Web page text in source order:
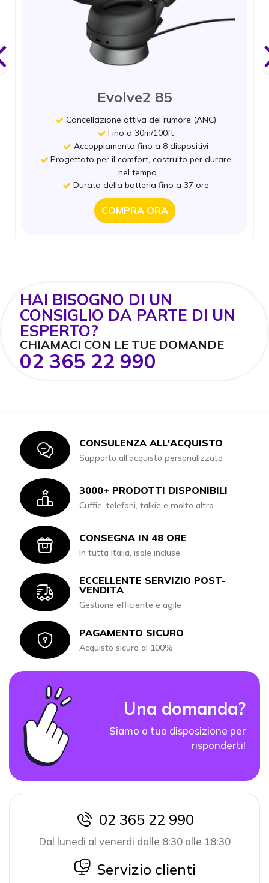
Evolve2 85
Cancellazione attiva del rumore (ANC)
Fino a 30m/100ft
Accoppiamento fino a 8 dispositivi
Progettato per il comfort, costruito per durare
nel tempo
Durata della batteria fino a 37 ore
COMPRA ORA
Evolve2 75
Cancellazione attiva del rumore (ANC)
Chiamate cristalline
Un nuovo standard di comfort
Qualità audio incredibile
Durata della batteria fino a 36 ore
COMPRA ORA
Fino a 30m/100ft
Accoppiamento fino a 8 dispositivi
Progettato per il comfort, costruito per durare
nel tempo
Durata della batteria fino a 37 ore
COMPRA ORA
HAI BISOGNO DI UN
CONSIGLIO DA PARTE DI UN
ESPERTO?
CHIAMACI CON LE TUE DOMANDE
02 365 22 990
IconCONSULENZA ALL'ACQUISTO
Supporto all'acquisto personalizzato
Icon3000+ PRODOTTI DISPONIBILI
Cuffie, telefoni, talkie e molto altro
IconCONSEGNA IN 48 ORE
In tutta Italia, isole incluse
Icon
ECCELLENTE SERVIZIO POST-
VENDITA
Gestione efficiente e agile
IconPAGAMENTO SICURO
Acquisto sicuro al 100%
Una domanda?
Siamo a tua disposizione per
risponderti!
icon
02 365 22 990
Dal lunedi al venerdi dalle 8:30 alle 18:30
icon
Servizio clienti